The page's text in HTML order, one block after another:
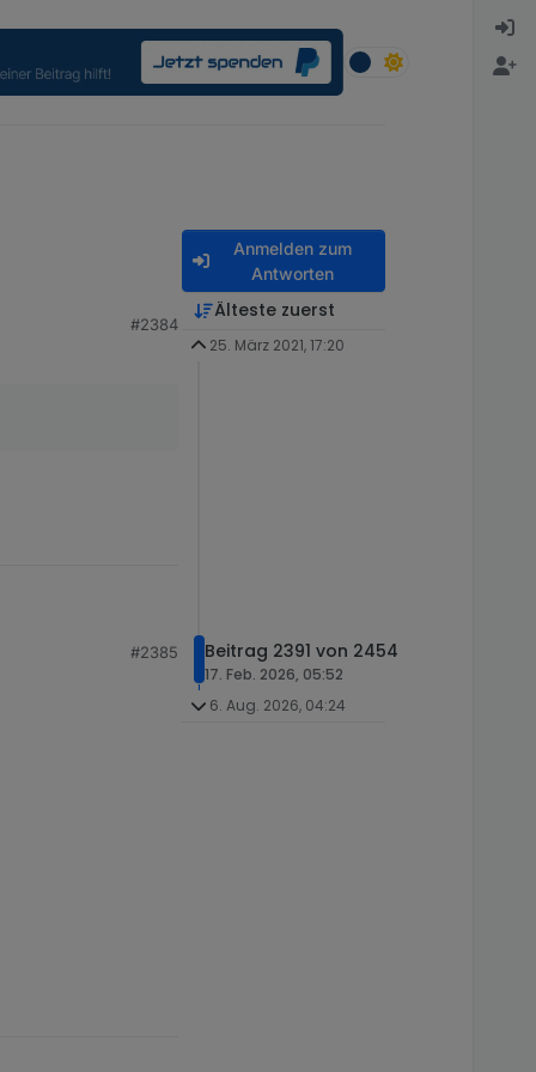
#2384
#2385
Anmelden zum
Antworten
Älteste zuerst
25. März 2021, 17:20
Beitrag 2391 von 2454
17. Feb. 2026, 05:52
6. Aug. 2026, 04:24